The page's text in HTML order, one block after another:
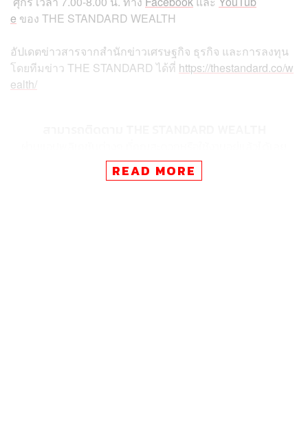
e ของ THE STANDARD WEALTH
อัปเดตข่าวสารจากสำนักข่าวเศรษฐกิจ ธุรกิจ และการลงทุน
โดยทีมข่าว THE STANDARDได้ที่ https://thestandard.co/w
ealth/
READ MORE